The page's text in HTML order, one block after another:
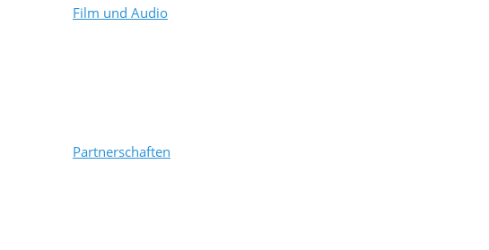
Film und Audio
Partnerschaften